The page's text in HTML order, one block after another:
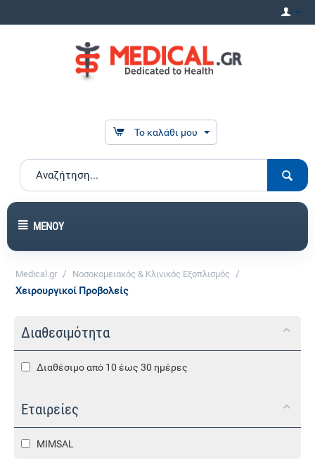
Το καλάθι μου
ΜΕΝΟΎ
Medical.gr / Νοσοκομειακός & Κλινικός Εξοπλισμός
/
Χειρουργικοί Προβολείς
Διαθεσιμότητα
Διαθέσιμο από 10 έως 30 ημέρες
Εταιρείες
MIMSAL